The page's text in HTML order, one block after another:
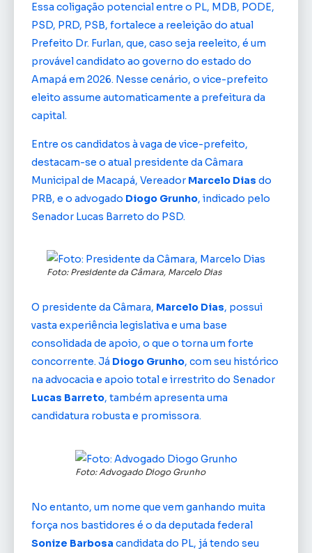
Essa coligação potencial entre o PL, MDB, PODE,
PSD, PRD, PSB, fortalece a reeleição do atual
Prefeito Dr. Furlan, que, caso seja reeleito, é um
provável candidato ao governo do estado do
Amapá em 2026. Nesse cenário, o vice-prefeito
eleito assume automaticamente a prefeitura da
capital.
Entre os candidatos à vaga de vice-prefeito,
destacam-se o atual presidente da Câmara
Municipal de Macapá, Vereador Marcelo Dias do
PRB, e o advogado Diogo Grunho, indicado pelo
Senador Lucas Barreto do PSD.
Foto: Presidente da Câmara, Marcelo Dias
O presidente da Câmara, Marcelo Dias, possui
vasta experiência legislativa e uma base
consolidada de apoio, o que o torna um forte
concorrente. Já Diogo Grunho, com seu histórico
na advocacia e apoio total e irrestrito do Senador
Lucas Barreto, também apresenta uma
candidatura robusta e promissora.
Foto: Advogado Diogo Grunho
No entanto, um nome que vem ganhando muita
força nos bastidores é o da deputada federal
Sonize Barbosa candidata do PL, já tendo seu